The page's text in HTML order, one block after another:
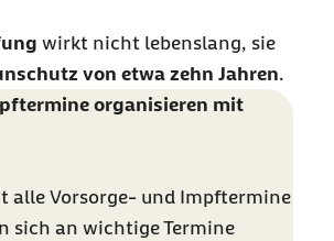
wirkt nicht lebenslang, sie
von etwa zehn Jahren.
organisieren mit
alle Vorsorge- und Impftermine
sich an wichtige Termine